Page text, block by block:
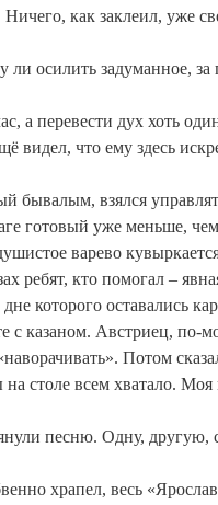
как заклеил, уже
ли осилить задуманное,
а перевести дух хоть
видел, что ему здесь
бывалым, взялся
готовый уже меньше, чем
варево
ребят, кто помогал –
которого оставались
с казаном. Австриец, по-
Потом
столе всем хватало.
песню. Одну, другую,
храпел, весь